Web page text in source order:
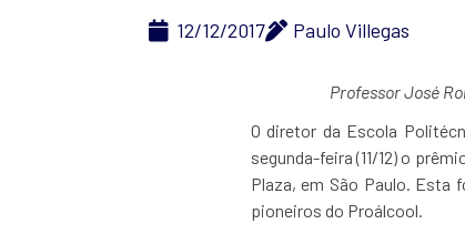
12/12/2017 Paulo Villegas
Professor José
O diretor da Escola
segunda-feira (11/12) o
Plaza, em São Paulo. Esta
pioneiros do Proálcool.